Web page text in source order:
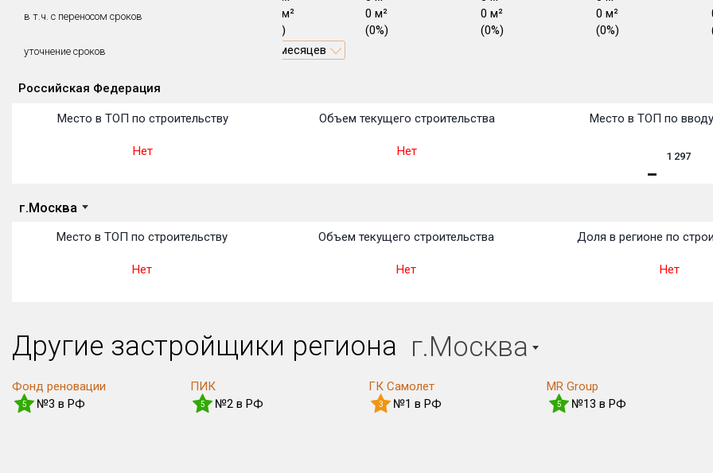
в т.ч. с переносом сроков
уточнение сроков
0 м²
0 м²
3 270 м²
(100%)
23.1 месяцев
0 м²
(0%)
0 м²
(0%)
0 м²
(0%)
Российская Федерация
Место в ТОП по строительству
Нет
Объем текущего строительства
Нет
Место в ТОП по
1 297
г.Москва
Место в ТОП по строительству
Нет
Объем текущего строительства
Нет
Доля в регионе по
Нет
Другие застройщики региона г.Москва
Фонд реновации
5 №3 в РФ
ПИК
5 №2 в РФ
ГК Самолет
3 №1 в РФ
MR Group
5 №13 в РФ